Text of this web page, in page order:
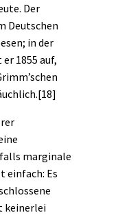
Der
Deutschen
in der
1855 auf,
[18]
marginale
einfach: Es
keinerlei